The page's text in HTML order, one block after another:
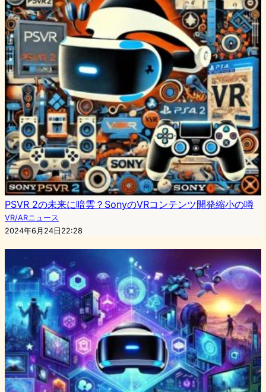
PSVR 2の未来に暗雲？SonyのVRコンテンツ開発縮小の噂
VR/ARニュース
2024年6月24日22:28